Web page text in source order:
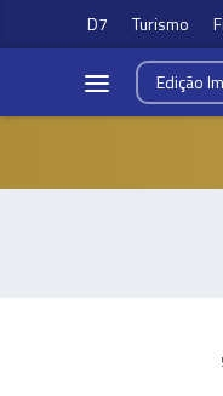
D7 Turismo
Edição